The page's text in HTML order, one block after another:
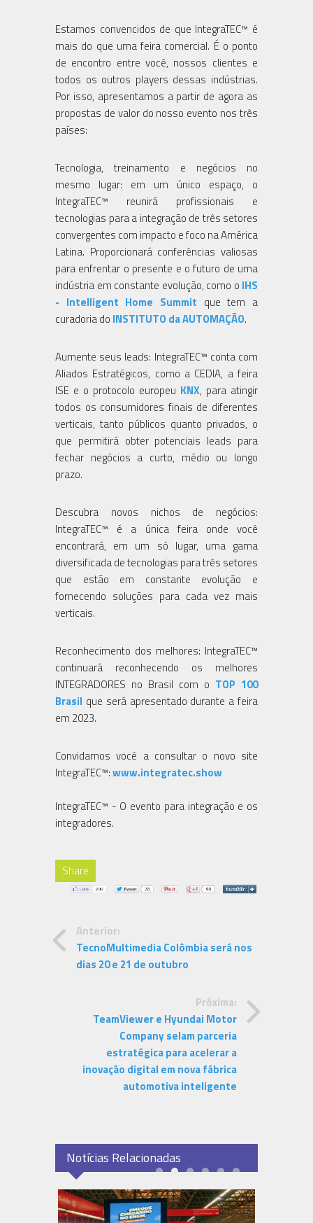
Estamos convencidos de que IntegraTEC™ é
mais do que uma feira comercial. É o ponto
de encontro entre você, nossos clientes e
todos os outros players dessas indústrias.
Por isso, apresentamos a partir de agora as
propostas de valor do nosso evento nos três
países:
Tecnologia, treinamento e negócios no
mesmo lugar: em um único espaço, o
IntegraTEC™ reunirá profissionais e
tecnologias para a integração de três setores
convergentes com impacto e foco na América
Latina. Proporcionará conferências valiosas
para enfrentar o presente e o futuro de uma
indústria em constante evolução, como o IHS
- Intelligent Home Summit que tem a
curadoria do INSTITUTO da AUTOMAÇÃO.
Aumente seus leads: IntegraTEC™ conta com
Aliados Estratégicos, como a CEDIA, a feira
ISE e o protocolo europeu KNX, para atingir
todos os consumidores finais de diferentes
verticais, tanto públicos quanto privados, o
que permitirá obter potenciais leads para
fechar negócios a curto, médio ou longo
prazo.
Descubra novos nichos de negócios:
IntegraTEC™ é a única feira onde você
encontrará, em um só lugar, uma gama
diversificada de tecnologias para três setores
que estão em constante evolução e
fornecendo soluções para cada vez mais
verticais.
Reconhecimento dos melhores: IntegraTEC™
continuará reconhecendo os melhores
INTEGRADORES no Brasil com o TOP 100
Brasil que será apresentado durante a feira
em 2023.
Convidamos você a consultar o novo site
IntegraTEC™:www.integratec.show
IntegraTEC™ - O evento para integração e os
integradores.
Share
Anterior:
TecnoMultimedia Colômbia será nos
dias 20 e 21 de outubro
Próxima:
TeamViewer e Hyundai Motor
Company selam parceria
estratégica para acelerar a
inovação digital em nova fábrica
automotiva inteligente
Notícias Relacionadas